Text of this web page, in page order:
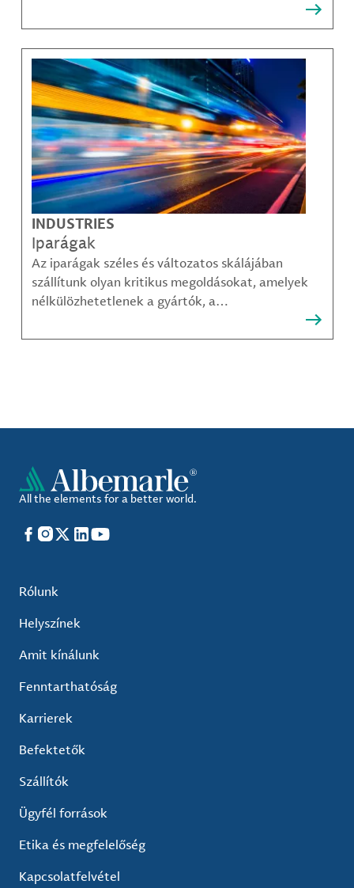
legösszetettebb kihívásai is sikerrel leküzdhetők.
INDUSTRIES
Iparágak
Az iparágak széles és változatos skálájában
szállítunk olyan kritikus megoldásokat, amelyek
nélkülözhetetlenek a gyártók, a
kompozit-anyag készítők és mások számára.
All the elements for a better world.
Facebook
Instagram
X LinkedIn
YouTube
Rólunk
Helyszínek
Amit kínálunk
Fenntarthatóság
Karrierek
Befektetők
Szállítók
Ügyfél források
Etika és megfelelőség
Kapcsolatfelvétel